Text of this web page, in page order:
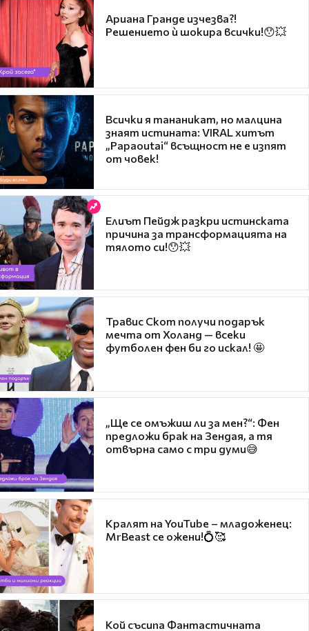
Ариана Гранде изчезва?!
Решението ѝ шокира всички!😯💥
Всички я тананикат, но малцина
знаят истината: VIRAL хитът
„Papaoutai“ всъщност не е изпят
от човек!
Елиът Пейдж разкри истинската
причина за трансформацията на
тялото си!😯💥
Травис Скот получи подарък
мечта от Холанд — всеки
футболен фен би го искал! 🤩
„Ще се омъжиш ли за мен?“: Фен
предложи брак на Зендая, а тя
отвърна само с три думи😅
Кралят на YouTube – младоженец:
MrBeast се ожени!💍🥰
Кой съсипа Фантастичната